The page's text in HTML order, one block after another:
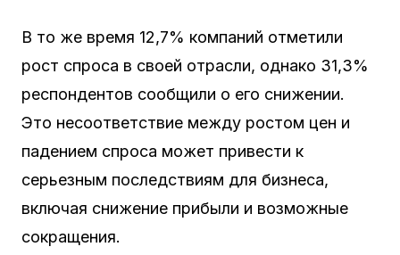
В то же время 12,7% компаний отметили
рост спроса в своей отрасли, однако 31,3%
респондентов сообщили о его снижении.
Это несоответствие между ростом цен и
падением спроса может привести к
серьезным последствиям для бизнеса,
включая снижение прибыли и возможные
сокращения.